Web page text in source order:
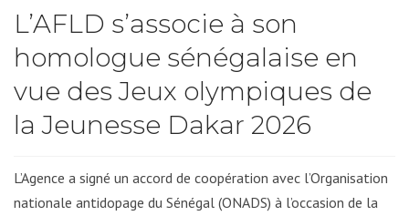
L’AFLD s’associe à son
homologue sénégalaise en
vue des Jeux olympiques de
la Jeunesse Dakar 2026
L’Agence a signé un accord de coopération avec l’Organisation
nationale antidopage du Sénégal (ONADS) à l’occasion de la